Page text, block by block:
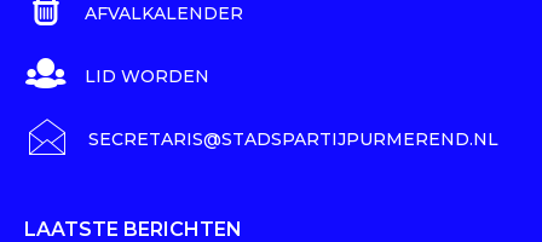
AFVALKALENDER
LID WORDEN
SECRETARIS@STADSPARTIJPURMEREND.NL
LAATSTE BERICHTEN